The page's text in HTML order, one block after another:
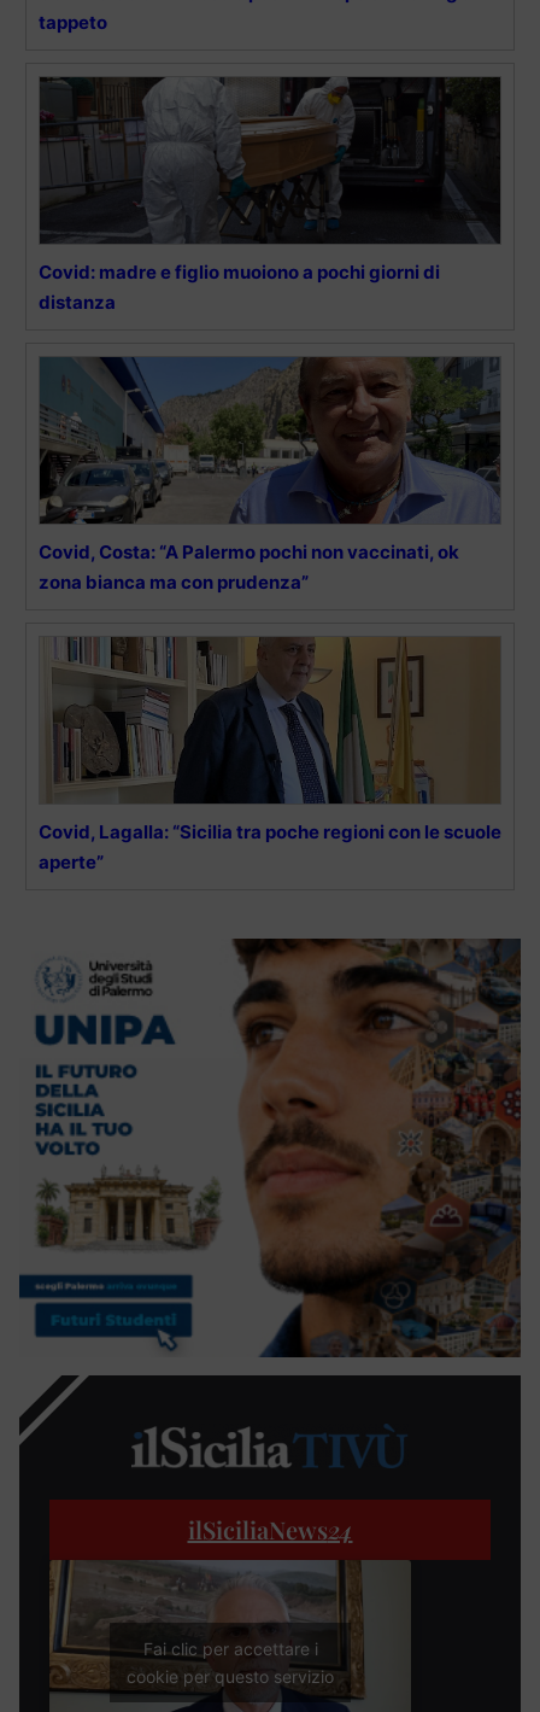
tappeto
Covid: madre e figlio muoiono a pochi giorni di
distanza
Covid, Costa: “A Palermo pochi non vaccinati, ok
zona bianca ma con prudenza”
Covid, Lagalla: “Sicilia tra poche regioni con le scuole
aperte”
ilSiciliaNews24
Fai clic per accettare i
cookie per questo servizio